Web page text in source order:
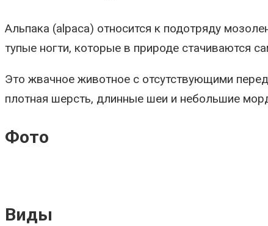
Альпака (alpaca) относится к подотряду
тупые ногти, которые в природе стачиваются
Это жвачное животное с отсутствующими
плотная шерсть, длинные шеи и небольшие
Фото
Виды